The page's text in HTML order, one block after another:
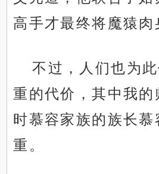
高手才最终将魔猿肉
不过，人们也为
重的代价，其中我的
时慕容家族的族长慕
重。